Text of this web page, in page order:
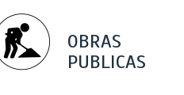
OBRAS
PUBLICAS